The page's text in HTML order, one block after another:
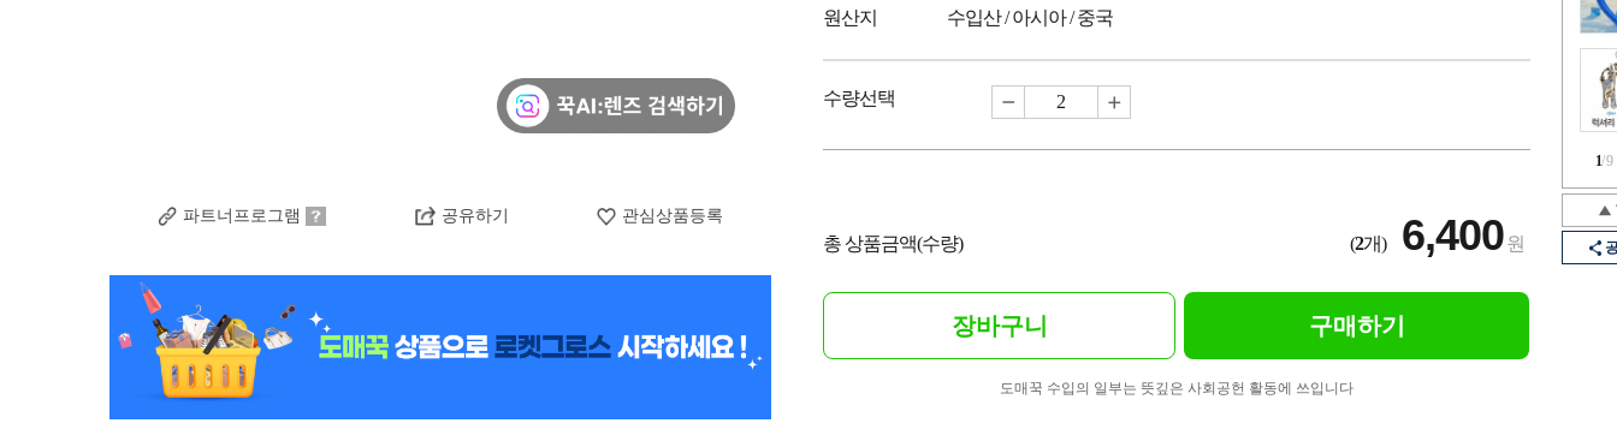
1/9
파트너프로그램 공유하기 관심상품등록
원산지 수입산 / 아시아 / 중국
수량선택
총 상품금액(수량) (2개) 6,400원
장바구니 구매하기
도매꾹 수입의 일부는 뜻깊은 사회공헌 활동에 쓰입니다